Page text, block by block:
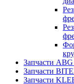
Запчасти
Запчасти
Запчасти